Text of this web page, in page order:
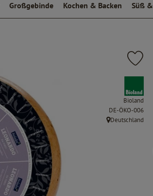
Großgebinde Kochen & Backen Süß
Bioland
, Kontrollstelle:
DE-ÖKO-006
, Herkunft:
Deutschland